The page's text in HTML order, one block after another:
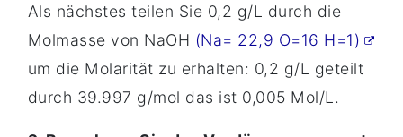
Als nächstes teilen Sie 0,2 g/L durch die
Molmasse von NaOH (Na= 22,9 O=16 H=1)
um die Molarität zu erhalten: 0,2 g/L geteilt
durch 39.997 g/mol das ist 0,005 Mol/L.